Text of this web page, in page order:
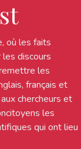
où les faits
discours
les
français et
chercheurs et
les
qui ont lieu